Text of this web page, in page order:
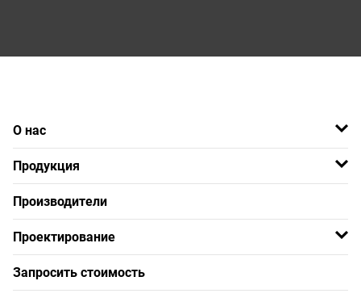
О нас
Продукция
Производители
Проектирование
Запросить стоимость